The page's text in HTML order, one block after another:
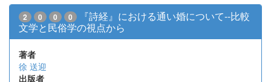
2 0 0 0
『詩経』における通い婚について--比較
文学と民俗学の視点から
著者
徐 送迎
出版者